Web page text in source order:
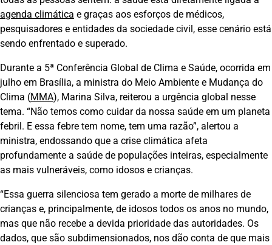
agenda climática e graças aos esforços de médicos,
pesquisadores e entidades da sociedade civil, esse cenário está
sendo enfrentado e superado.
Durante a 5ª Conferência Global de Clima e Saúde, ocorrida em
julho em Brasília, a ministra do Meio Ambiente e Mudança do
Clima (MMA), Marina Silva, reiterou a urgência global nesse
tema. “Não temos como cuidar da nossa saúde em um planeta
febril. E essa febre tem nome, tem uma razão”, alertou a
ministra, endossando que a crise climática afeta
profundamente a saúde de populações inteiras, especialmente
as mais vulneráveis, como idosos e crianças.
“Essa guerra silenciosa tem gerado a morte de milhares de
crianças e, principalmente, de idosos todos os anos no mundo,
mas que não recebe a devida prioridade das autoridades. Os
dados, que são subdimensionados, nos dão conta de que mais